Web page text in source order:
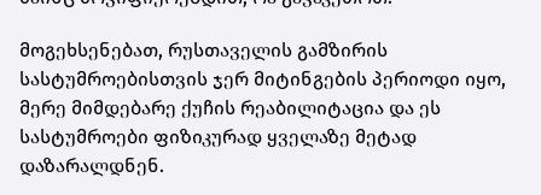
მოგეხსენებათ, რუსთაველის გამზირის
სასტუმროებისთვის ჯერ მიტინგების პერიოდი იყო,
მერე მიმდებარე ქუჩის რეაბილიტაცია და ეს
სასტუმროები ფიზიკურად ყველაზე მეტად
დაზარალდნენ.